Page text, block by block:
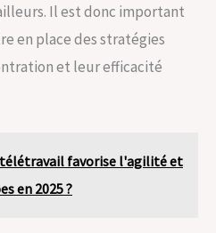
Il est donc important
en place des stratégies
et leur efficacité
favorise l'agilité et
en 2025 ?